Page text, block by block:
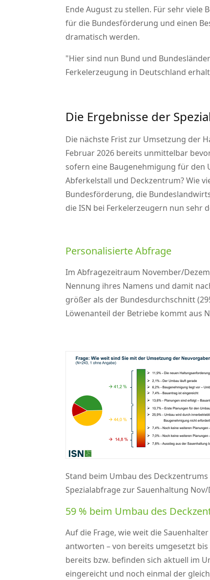
Ende August zu stellen. Für sehr
für die Bundesförderung und einen
dramatisch werden.
Hier sind nun Bund und
Ferkelerzeugung in Deutschland
Die Ergebnisse der
Die nächste Frist zur Umsetzung der
Februar 2026 bereits unmittelbar
sofern eine Baugenehmigung für den
Abferkelstall und Deckzentrum? Wie
Bundesförderung, die
die ISN bei Ferkelerzeugern nun sehr
Personalisierte Abfrage
Im Abfragezeitraum November/
Nennung ihres Namens und damit
größer als der Bundesdurchschnitt
Löwenanteil der Betriebe kommt aus
Stand beim Umbau des
Spezialabfrage zur Sauenhaltung Nov/
59 % beim Umbau des
Auf die Frage, wie weit die
antworten – von bereits umgesetzt
bereits bzw. befinden sich aktuell im
eingereicht und noch einmal der